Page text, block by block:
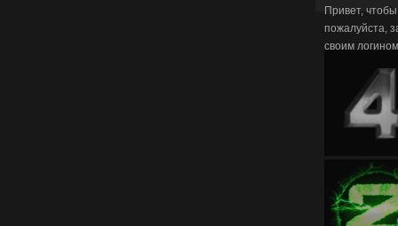
Привет,
пожалуйста,
своим логином